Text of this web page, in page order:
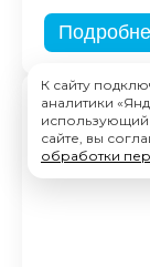
К сайту
аналитики
использующий
сайте, вы
обработки